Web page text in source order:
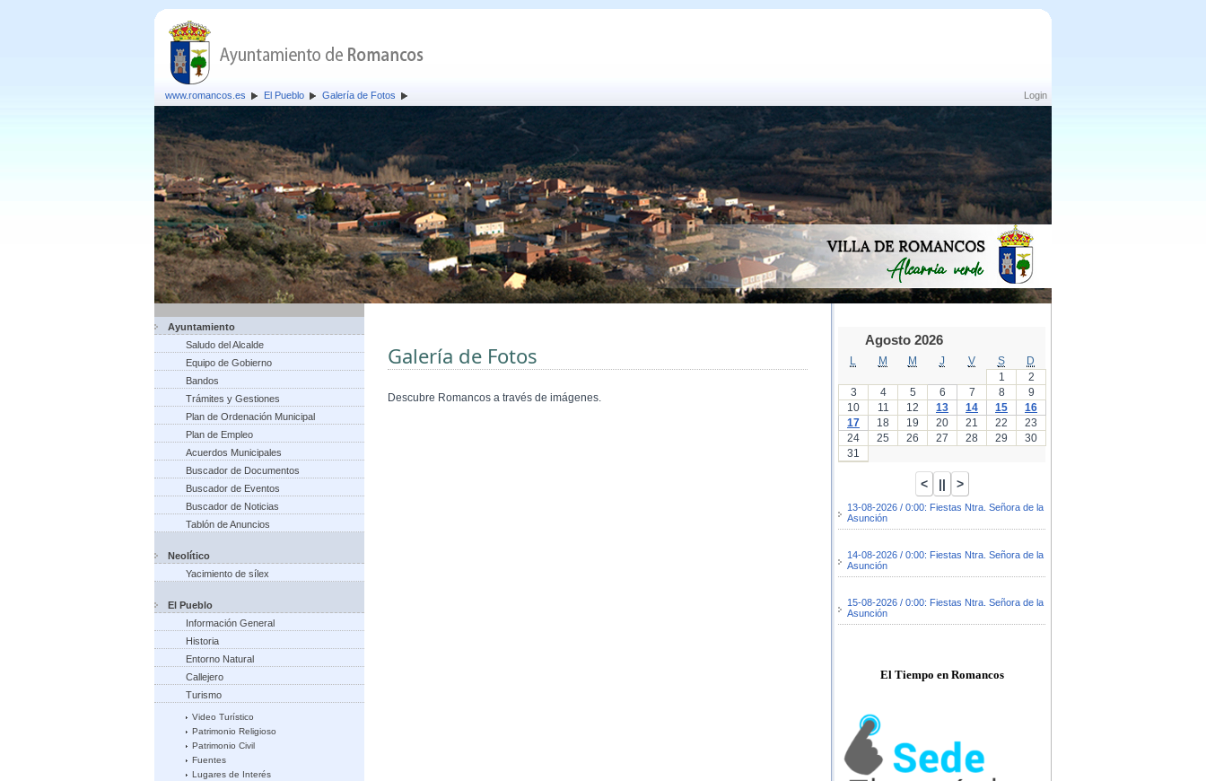
Login
www.romancos.es El Pueblo Galería de Fotos
Ayuntamiento
Saludo del Alcalde
Equipo de Gobierno
Bandos
Trámites y Gestiones
Plan de Ordenación Municipal
Plan de Empleo
Acuerdos Municipales
Buscador de Documentos
Buscador de Eventos
Buscador de Noticias
Tablón de Anuncios
Neolítico
Yacimiento de sílex
El Pueblo
Información General
Historia
Entorno Natural
Callejero
Turismo
Video Turístico
Patrimonio Religioso
Patrimonio Civil
Fuentes
Lugares de Interés
Galería de Fotos
Descubre Romancos a través de imágenes.
Agosto 2026
M M J V S
D
1
2
3
4 5 6 7 8
9
10
11 12 13 14 15
16
17
18 19 20 21 22
23
24
25 26 27 28 29
30
31
13-08-2026 / 0:00: Fiestas Ntra. Señora de la
Asunción
14-08-2026 / 0:00: Fiestas Ntra. Señora de la
Asunción
15-08-2026 / 0:00: Fiestas Ntra. Señora de la
Asunción
El Tiempo en Romancos